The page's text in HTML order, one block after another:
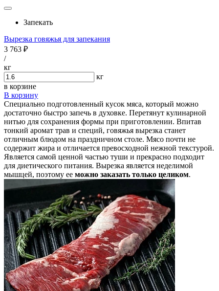
Запекать
Вырезка говяжья для запекания
3 763 ₽
/
кг
кг
в корзине
В корзину
Специально подготовленный кусок мяса, который можно
достаточно быстро запечь в духовке. Перетянут кулинарной
нитью для сохранения формы при приготовлении. Впитав
тонкий аромат трав и специй, говяжья вырезка станет
отличным блюдом на праздничном столе. Мясо почти не
содержит жира и отличается превосходной нежной текстурой.
Является самой ценной частью туши и прекрасно подходит
для диетического питания. Вырезка является неделимой
мышцей, поэтому ее можно заказать только целиком.